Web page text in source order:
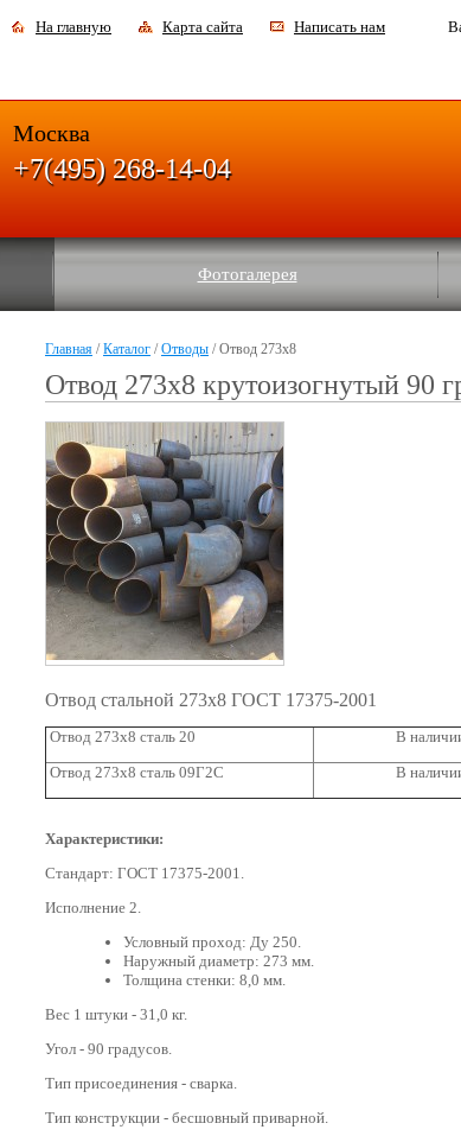
На главную Карта сайта Написать нам
Фотогалерея
Москва
+7(495) 268-14-04
Главная /Каталог /Отводы / Отвод 273х8
Отвод 273х8 крутоизогнутый 90
Отвод стальной 273х8 ГОСТ 17375-2001
Отвод 273х8 сталь 20 В
Отвод 273х8 сталь 09Г2С
В
Характеристики:
Стандарт: ГОСТ 17375-2001.
Исполнение 2.
Условный проход: Ду 250.
Наружный диаметр: 273 мм.
Толщина стенки: 8,0 мм.
Вес 1 штуки - 31,0 кг.
Угол - 90 градусов.
Тип присоединения - сварка.
Тип конструкции - бесшовный приварной.